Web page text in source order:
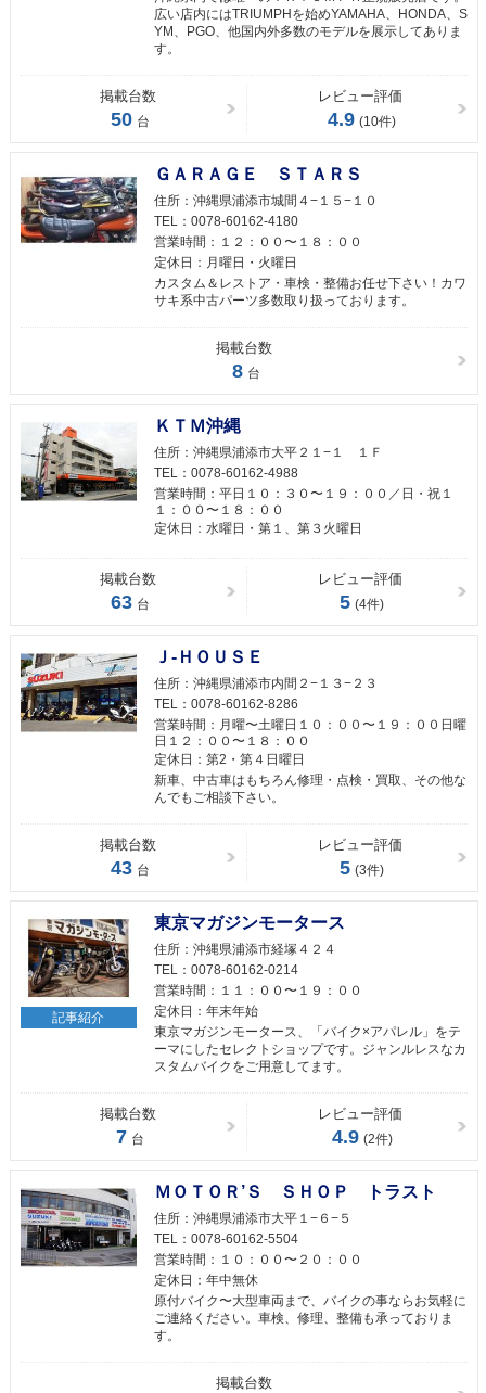
広い店内にはTRIUMPHを始めYAMAHA、HONDA、S
YM、PGO、他国内外多数のモデルを展示してありま
す。
掲載台数
50 台
レビュー評価
4.9 (10件)
ＧＡＲＡＧＥ ＳＴＡＲＳ
住所： 沖縄県浦添市城間４−１５−１０
TEL： 0078-60162-4180
営業時間： １２：００〜１８：００
定休日： 月曜日・火曜日
カスタム＆レストア・車検・整備お任せ下さい！カワ
サキ系中古パーツ多数取り扱っております。
掲載台数
8 台
ＫＴＭ沖縄
住所： 沖縄県浦添市大平２１−１ １Ｆ
TEL： 0078-60162-4988
営業時間： 平日１０：３０〜１９：００／日・祝１
１：００〜１８：００
定休日： 水曜日・第１、第３火曜日
掲載台数
63 台
レビュー評価
5 (4件)
Ｊ-ＨＯＵＳＥ
住所： 沖縄県浦添市内間２−１３−２３
TEL： 0078-60162-8286
営業時間： 月曜〜土曜日１０：００〜１９：００日曜
日１２：００〜１８：００
定休日： 第2・第４日曜日
新車、中古車はもちろん修理・点検・買取、その他な
んでもご相談下さい。
掲載台数
43 台
レビュー評価
5 (3件)
記事紹介
東京マガジンモータース
住所： 沖縄県浦添市経塚４２４
TEL： 0078-60162-0214
営業時間： １１：００〜１９：００
定休日： 年末年始
東京マガジンモータース、「バイク×アパレル」をテ
ーマにしたセレクトショップです。ジャンルレスなカ
スタムバイクをご用意してます。
掲載台数
7 台
レビュー評価
4.9 (2件)
ＭＯＴＯＲ’Ｓ ＳＨＯＰ トラスト
住所： 沖縄県浦添市大平１−６−５
TEL： 0078-60162-5504
営業時間： １０：００〜２０：００
定休日： 年中無休
原付バイク〜大型車両まで、バイクの事ならお気軽に
ご連絡ください。車検、修理、整備も承っておりま
す。
掲載台数